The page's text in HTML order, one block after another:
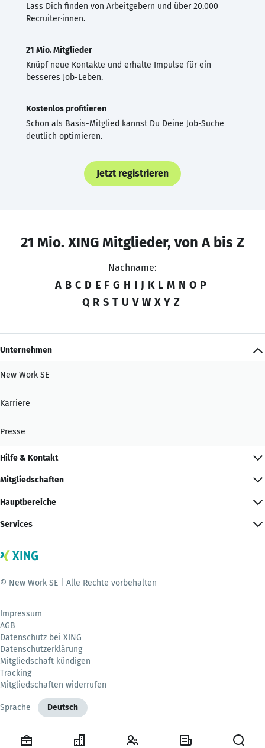
Lass Dich finden von Arbeitgebern und über 20.000
Recruiter·innen.
21 Mio. Mitglieder
Knüpf neue Kontakte und erhalte Impulse für ein
besseres Job-Leben.
Kostenlos profitieren
Schon als Basis-Mitglied kannst Du Deine Job-Suche
deutlich optimieren.
Jetzt registrieren
21 Mio. XING Mitglieder, von A bis Z
Nachname:
A B C D E F G H I J K L M N O P
Q R S T U V W X Y Z
Unternehmen
New Work SE
Karriere
Presse
Hilfe & Kontakt
Mitgliedschaften
Hauptbereiche
Services
© New Work SE | Alle Rechte vorbehalten
Impressum
AGB
Datenschutz bei XING
Datenschutzerklärung
Mitgliedschaft kündigen
Tracking
Mitgliedschaften widerrufen
Sprache Deutsch